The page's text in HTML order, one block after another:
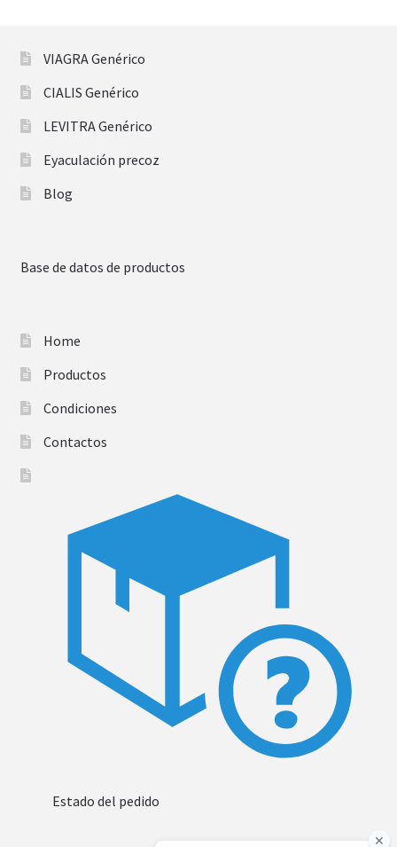
VIAGRA Genérico
CIALIS Genérico
LEVITRA Genérico
Eyaculación precoz
Blog
Base de datos de productos
Home
Productos
Condiciones
Contactos
Estado del pedido